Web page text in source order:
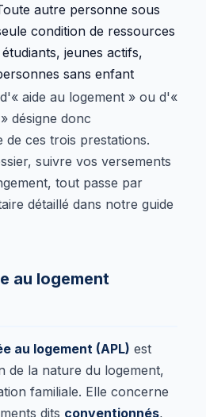
autre personne sous
condition de ressources
étudiants, jeunes actifs,
sans enfant
aide au logement » ou d'«
désigne donc
ces trois prestations.
suivre vos versements
tout passe par
détaillé dans notre guide
au logement
au logement (APL) est
de la nature du logement,
familiale. Elle concerne
dits conventionnés,